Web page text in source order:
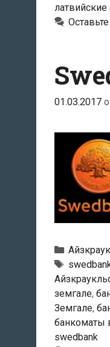
латвийские
01.03.2017
Рубрики
Тэги
земгале,
Земгале,
банкоматы
swedbank